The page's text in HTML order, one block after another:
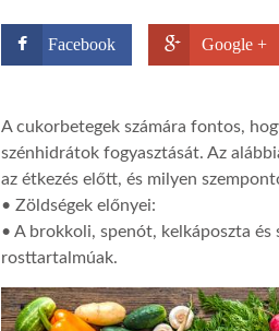
Facebook Google +
A cukorbetegek számára fontos,
szénhidrátok fogyasztását. Az
az étkezés előtt, és milyen
• Zöldségek előnyei:
• A brokkoli, spenót, kelkáposzta
rosttartalmúak.